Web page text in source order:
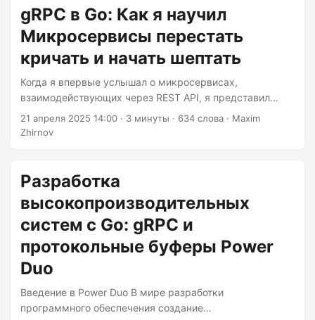
обычно испытывая те же чувства, что и при проверке
банковского счёта после ночной прогулки. Но вот
хорошая новость: Protocol Buffers в Go могут быть
невероятно быстрыми и эффективными по
использованию памяти, если знать приёмы
оптимизации....
gRPC в Go: Как я научил
Микросервисы перестать
кричать и начать шептать
Когда я впервые услышал о микросервисах,
взаимодействующих через REST API, я представил
себе цифровых официантов, выкрикивающих рецепты в
формате JSON по всей переполненной кухне. Затем я
отрепетированную симфонию. Позвольте мне показать
вам, как заставить ваши сервисы Go общаться как
опытные дирижёры оркестра, а не как шумный
кухонный персонал. Настройка сцены gRPC Прежде
чем мы создадим нашу протокольную симфонию,
давайте подготовим инструменты:...
21 апреля 2025 14:00 · 3 минуты · 634 слова · Maxim
Zhirnov
Разработка
высокопроизводительных
систем с Go: gRPC и
протокольные буферы Power
Duo
Введение в Power Duo В мире разработки
программного обеспечения создание